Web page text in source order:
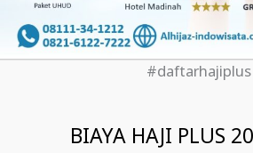
#daftarhajiplus
BIAYA HAJI PLUS